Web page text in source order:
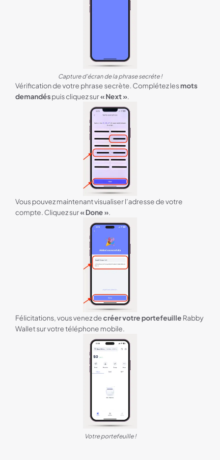
Capture d'écran de la phrase secréte !
Vérification de votre phrase secrète. Complétez lesmots
demandéspuis cliquez sur« Next ».
Vous pouvez maintenant visualiser l’adresse de votre
compte. Cliquez sur« Done ».
Félicitations, vous venez decréer votre portefeuille Rabby
Wallet sur votre téléphone mobile.
Votre portefeuille !